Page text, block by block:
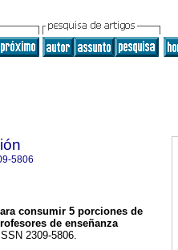
5806
consumir 5 porciones de
de enseñanza
2309-5806.